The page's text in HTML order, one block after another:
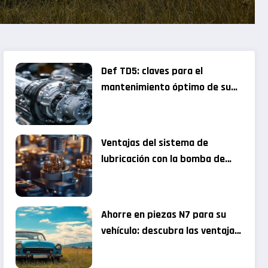
en 2022
Def TD5: claves para el
mantenimiento óptimo de su
Ventajas del sistema de
lubricación con la bomba de
Ahorre en piezas N7 para su
vehículo: descubra las ventajas